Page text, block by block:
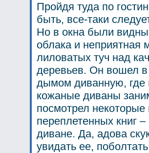
Пройдя туда по
быть, все-таки
Но в окна были
облака и неприятная
лиловатых туч над
деревьев. Он вошел
дымом диванную, где
кожаные диваны
посмотрел
переплетенных книг
диване. Да, адова
увидать ее,